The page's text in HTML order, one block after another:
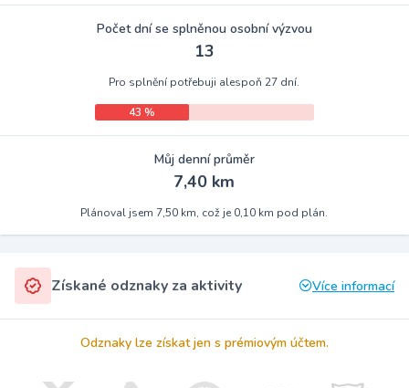
Počet dní se splněnou osobní výzvou
13
Pro splnění potřebuji alespoň 27 dní.
43 %
Můj denní průměr
7,40 km
Plánoval jsem 7,50 km, což je 0,10 km pod plán.
Získané odznaky za aktivity Více informací
Odznaky lze získat jen s prémiovým účtem.